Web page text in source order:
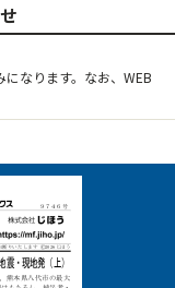
なります。なお、WEB